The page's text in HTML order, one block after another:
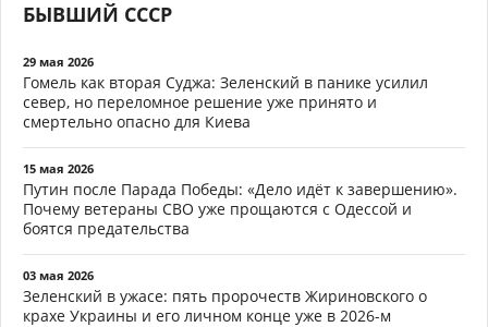
БЫВШИЙ СССР
29 мая 2026
Гомель как вторая Суджа: Зеленский в панике усилил
север, но переломное решение уже принято и
смертельно опасно для Киева
15 мая 2026
Путин после Парада Победы: «Дело идёт к завершению».
Почему ветераны СВО уже прощаются с Одессой и
боятся предательства
03 мая 2026
Зеленский в ужасе: пять пророчеств Жириновского о
крахе Украины и его личном конце уже в 2026-м